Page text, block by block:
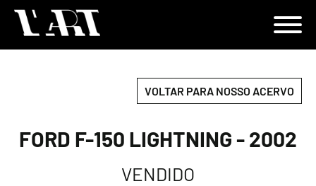
VOLTAR PARA NOSSO ACERVO
FORD F-150 LIGHTNING - 2002
VENDIDO